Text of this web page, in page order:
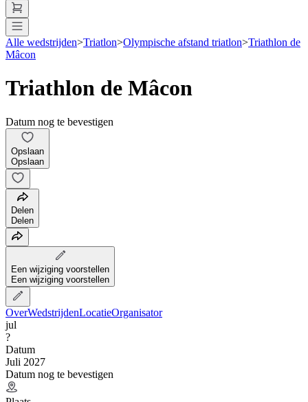
Alle wedstrijden>Triatlon>Olympische afstand triatlon>Triathlon de
Mâcon
Triathlon de Mâcon
Datum nog te bevestigen
Opslaan
Opslaan
Delen
Delen
Een wijziging voorstellen
Een wijziging voorstellen
OverWedstrijdenLocatieOrganisator
jul
?
Datum
Juli 2027
Datum nog te bevestigen